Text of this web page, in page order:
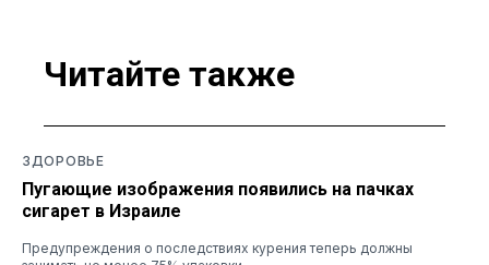
Читайте также
ЗДОРОВЬЕ
Пугающие изображения появились на пачках
сигарет в Израиле
Предупреждения о последствиях курения теперь должны